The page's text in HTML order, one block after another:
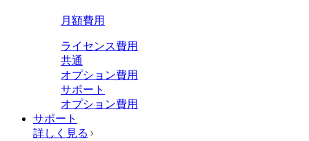
月額費用
ライセンス費用
共通
オプション費用
サポート
オプション費用
サポート
詳しく見る